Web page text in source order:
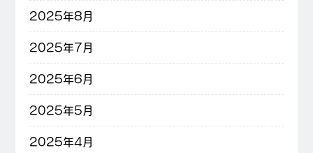
2025年8月
2025年7月
2025年6月
2025年5月
2025年4月